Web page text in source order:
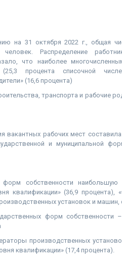
на 31 октября 2022 г., общая
Распределение
что наиболее
процента списочной
(16,6 процента)
транспорта и рабочие
вакантных рабочих мест
и муниципальной
форм собственности
квалификации» (36,9 процента),
установок и машин,
форм собственности
производственных
квалификации» (17,4 процента).